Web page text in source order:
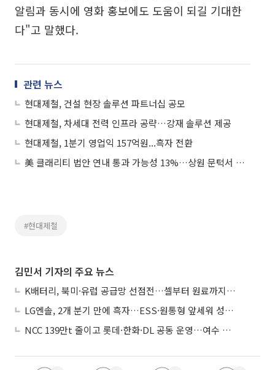
알림과 동시에 영화 홍보에도 도움이 되길 기대한
다"고 말했다.
관련 뉴스
현대제철, 건설 현장 솔루션 파트너십 공모
현대제철, 차세대 전력 인프라 공략…강재 솔루션 제공
현대제철, 1분기 영업익 157억원...흑자 전환
美 클래리티 법안 연내 통과 가능성 13%…상원 문턱서 제동
#현대제철
김민서 기자의 주요 뉴스
K배터리, 북미·유럽 공급망 선점전…셀부터 원료까지 현지화
LG엔솔, 2개 분기 만에 흑자…ESS·원통형 앞세워 성장 가속
NCC 139만t 줄이고 롯데·한화·DL 공동 운영…여수 1호 본궤도